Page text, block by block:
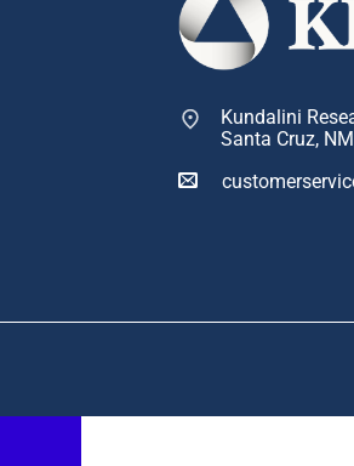
Kundalini
Santa Cruz,